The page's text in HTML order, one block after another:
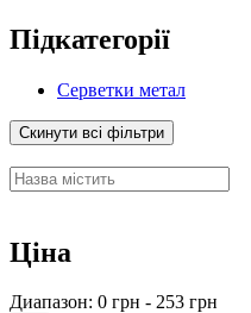
Підкатегорії
Серветки метал
Скинути всі фільтри
Ціна
Диапазон: 0 грн - 253 грн